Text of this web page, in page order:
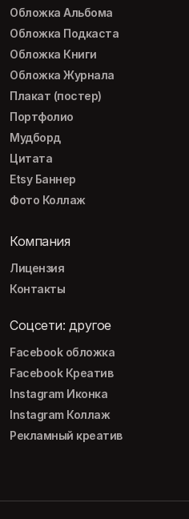
Обложка Альбома
Обложка Подкаста
Обложка Книги
Обложка Журнала
Плакат (постер)
Портфолио
Мудборд
Цитата
Etsy Баннер
Фото Коллаж
Компания
Лицензия
Контакты
Соцсети: другое
Facebook обложка
Facebook Креатив
Instagram Иконка
Instagram Коллаж
Рекламный креатив